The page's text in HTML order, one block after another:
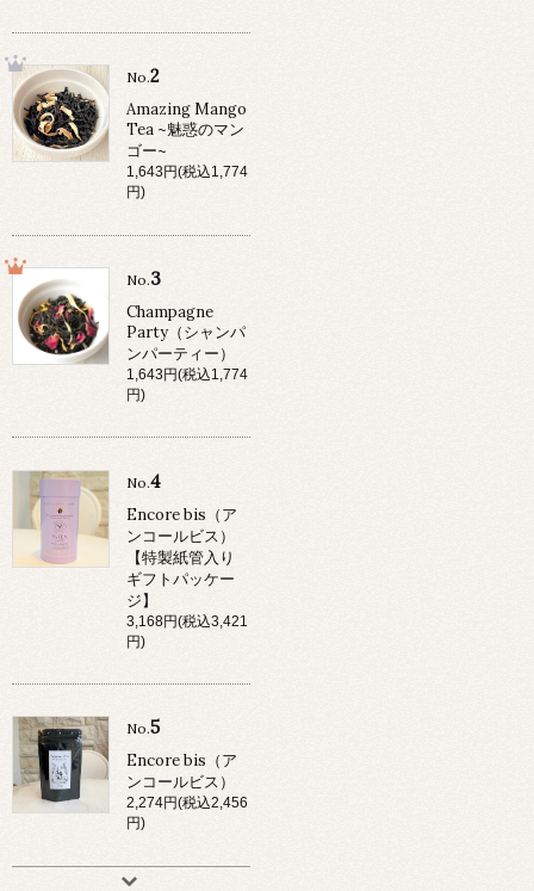
No.2
Amazing Mango
Tea ~魅惑のマン
ゴー~
1,643円(税込1,774
円)
No.3
Champagne
Party（シャンパ
ンパーティー）
1,643円(税込1,774
円)
No.4
Encore bis（ア
ンコールビス）
【特製紙管入り
ギフトパッケー
ジ】
3,168円(税込3,421
円)
No.5
Encore bis（ア
ンコールビス）
2,274円(税込2,456
円)